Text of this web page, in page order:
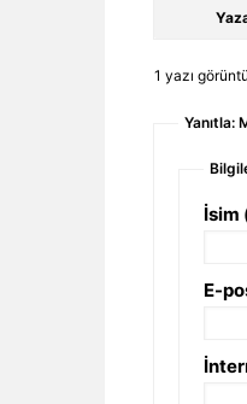
1 yazı
Yanıtla:
İsim
E-